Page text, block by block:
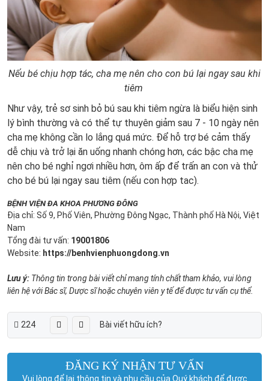
Nếu bé chịu hợp tác, cha mẹ nên cho con bú lại ngay sau khi
tiêm
Như vậy, trẻ sơ sinh bỏ bú sau khi tiêm ngừa là biểu hiện sinh
lý bình thường và có thể tự thuyên giảm sau 7 - 10 ngày nên
cha mẹ không cần lo lắng quá mức. Để hỗ trợ bé cảm thấy
dễ chịu và trở lại ăn uống nhanh chóng hơn, các bậc cha mẹ
nên cho bé nghỉ ngơi nhiều hơn, ôm ấp để trấn an con và thử
cho bé bú lại ngay sau tiêm (nếu con hợp tac).
BỆNH VIỆN ĐA KHOA PHƯƠNG ĐÔNG
Địa chỉ: Số 9, Phố Viên, Phường Đông Ngạc, Thành phố Hà Nội, Việt
Nam
Tổng đài tư vấn: 19001806
Website: https://benhvienphuongdong.vn
Lưu ý: Thông tin trong bài viết chỉ mang tính chất tham khảo, vui lòng
liên hệ với Bác sĩ, Dược sĩ hoặc chuyên viên y tế để được tư vấn cụ thể.
224 Bài viết hữu ích?
ĐĂNG KÝ NHẬN TƯ VẤN
Vui lòng để lại thông tin và nhu cầu của Quý khách để được